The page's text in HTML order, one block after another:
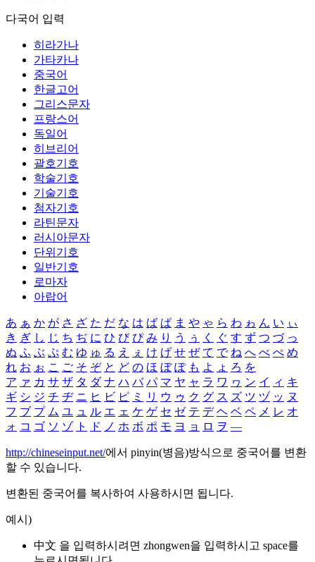
다국어 입력
히라가나
가타카나
중국어
한글고어
그리스문자
프랑스어
독일어
히브리어
괄호기호
학술기호
기술기호
첨자기호
라틴문자
러시아문자
단위기호
일반기호
로마자
아랍어
あ ぁ か が さ ざ た だ な は ば ぱ ま や ゃ ら わ ゎ ん い ぃ
き ぎ し じ ち ぢ に ひ び ぴ み り う ぅ く ぐ す ず つ づ っ
ぬ ふ ぶ ぷ む ゆ ゅ る え ぇ け げ せ ぜ て で ね へ べ ぺ め
れ お ぉ こ ご そ ぞ と ど の ほ ぼ ぽ も よ ょ ろ を
ア ァ カ サ ザ タ ダ ナ ハ バ パ マ ヤ ャ ラ ワ ヮ ン イ ィ キ
ギ シ ジ チ ヂ ニ ヒ ビ ピ ミ リ ウ ゥ ク グ ス ズ ツ ヅ ッ ヌ
フ ブ プ ム ユ ュ ル エ ェ ケ ゲ セ ゼ テ デ ヘ ベ ペ メ レ オ
ォ コ ゴ ソ ゾ ト ド ノ ホ ボ ポ モ ヨ ョ ロ ヲ ―
http://chineseinput.net/에서 pinyin(병음)방식으로 중국어를 변환
할 수 있습니다.
변환된 중국어를 복사하여 사용하시면 됩니다.
예시)
中文 을 입력하시려면 zhongwen을 입력하시고 space를